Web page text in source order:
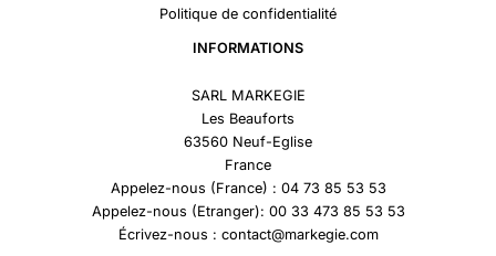
Politique de confidentialité
INFORMATIONS
SARL MARKEGIE
Les Beauforts
63560 Neuf-Eglise
France
Appelez-nous (France) : 04 73 85 53 53
Appelez-nous (Etranger): 00 33 473 85 53 53
Écrivez-nous : contact@markegie.com